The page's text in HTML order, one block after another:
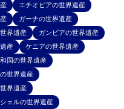
エチオピアの世界遺産
ガーナの世界遺産
界遺産
ガンビアの世界遺産
産
ケニアの世界遺産
国の世界遺産
世界遺産
界遺産
ェルの世界遺産